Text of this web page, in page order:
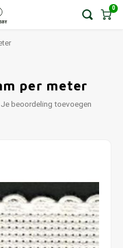
0
per meter
Je beoordeling toevoegen